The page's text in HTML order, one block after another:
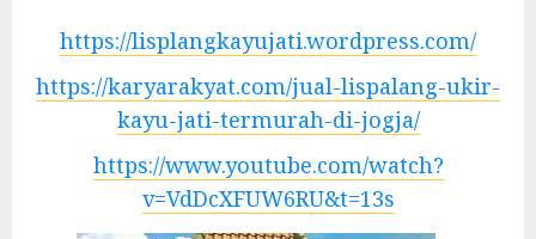
https://lisplangkayujati.wordpress.com/
https://karyarakyat.com/jual-lispalang-ukir-
kayu-jati-termurah-di-jogja/
https://www.youtube.com/watch?
v=VdDcXFUW6RU&t=13s